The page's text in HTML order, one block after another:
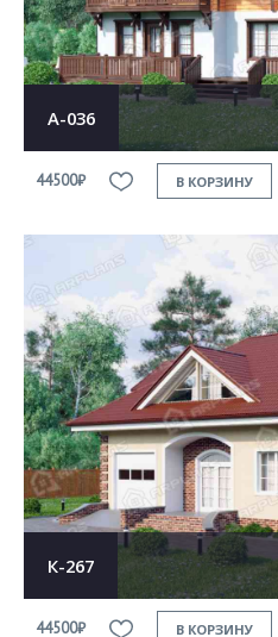
А-036
44500₽ В КОРЗИНУ
К-267
44500₽ В КОРЗИНУ